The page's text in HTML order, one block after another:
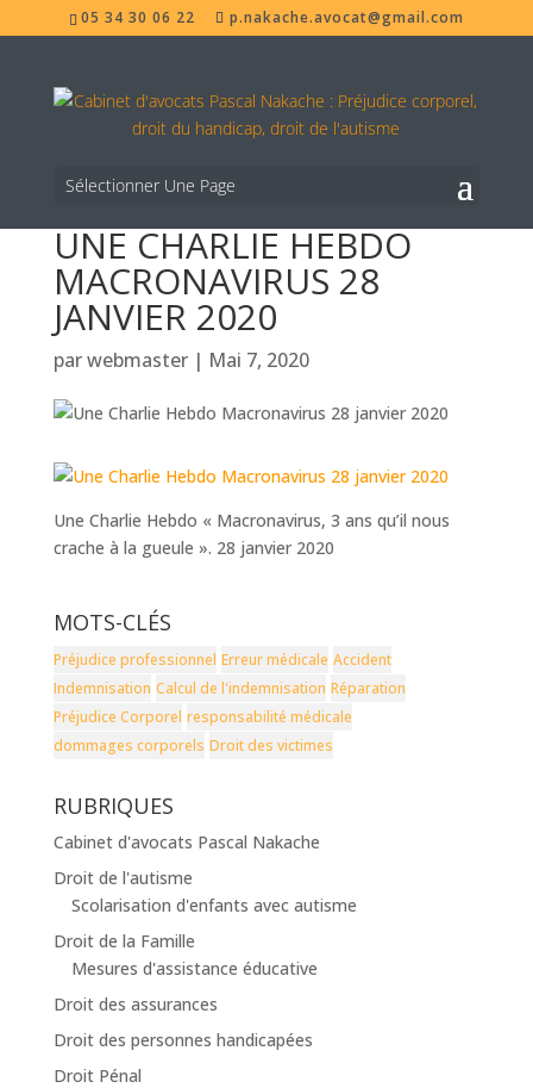
05 34 30 06 22 p.nakache.avocat@gmail.com
Sélectionner Une Page
UNE CHARLIE HEBDO
MACRONAVIRUS 28
JANVIER 2020
parwebmaster| Mai 7, 2020
Une Charlie Hebdo « Macronavirus, 3 ans qu’il nous
crache à la gueule ». 28 janvier 2020
MOTS-CLÉS
Préjudice professionnel Erreur médicale Accident
Indemnisation Calcul de l'indemnisation Réparation
Préjudice Corporel responsabilité médicale
dommages corporels Droit des victimes
RUBRIQUES
Cabinet d'avocats Pascal Nakache
Droit de l'autisme
Scolarisation d'enfants avec autisme
Droit de la Famille
Mesures d'assistance éducative
Droit des assurances
Droit des personnes handicapées
Droit Pénal